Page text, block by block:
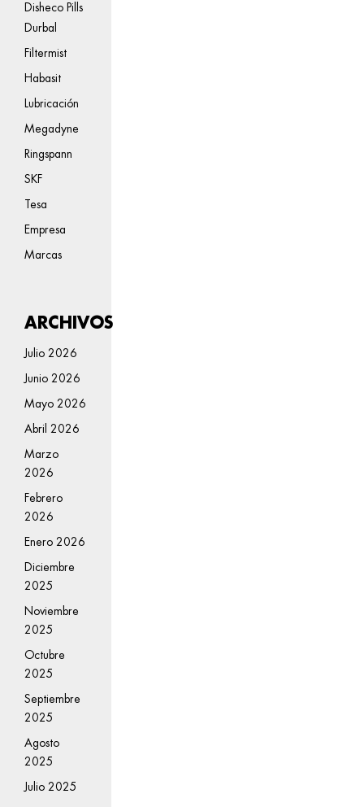
Disheco Pills
Durbal
Filtermist
Habasit
Lubricación
Megadyne
Ringspann
SKF
Tesa
Empresa
Marcas
ARCHIVOS
Julio 2026
Junio 2026
Mayo 2026
Abril 2026
Marzo
2026
Febrero
2026
Enero 2026
Diciembre
2025
Noviembre
2025
Octubre
2025
Septiembre
2025
Agosto
2025
Julio 2025